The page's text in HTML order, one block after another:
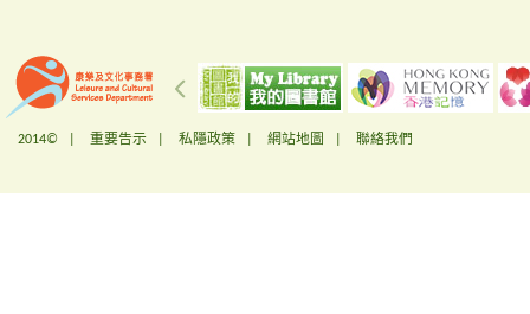
2014© | 重要告示 私隱政策 網站地圖 聯絡我們